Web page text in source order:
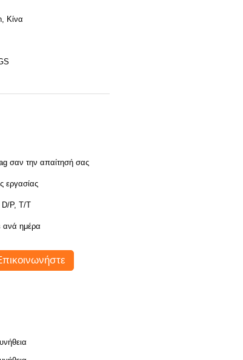
Κίνα
500pcs/bag σαν την απαίτησή σας
εργασίας
P, T/T
ανά ημέρα